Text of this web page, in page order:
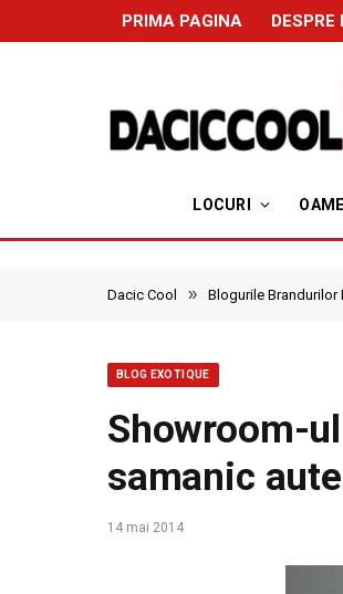
PRIMA PAGINA DESPRE
LOCURI
Dacic Cool » Blogurile Brandurilor
BLOG EXOTIQUE
Showroom-
samanic
14 mai 2014